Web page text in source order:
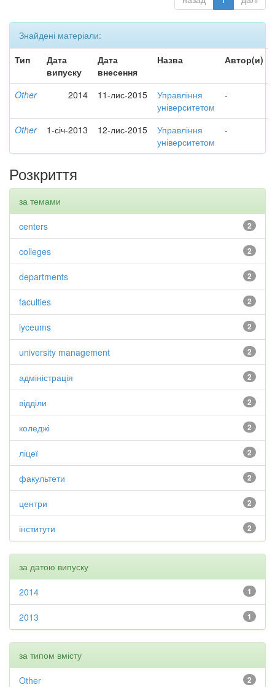
Знайдені матеріали:
Тип
Дата
випуску
Дата
внесення
Назва Автор(и)
Other 2014 11-лис-2015
Управління
університетом
-
Other 1-січ-2013 12-лис-2015
Управління
університетом
-
Розкриття
за темами
2
centers
2
colleges
2
departments
2
faculties
2
lyceums
2
university management
2
адміністрація
2
відділи
2
коледжі
2
ліцеї
2
факультети
2
центри
2
інститути
за датою випуску
1
2014
1
2013
за типом вмісту
2
Other